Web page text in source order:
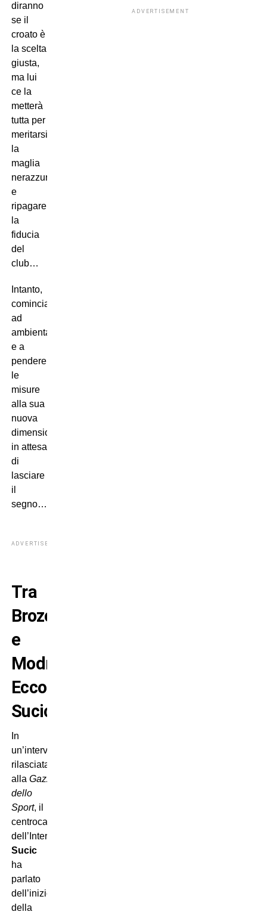
diranno
se il
croato è
la scelta
giusta,
ma lui
ce la
metterà
tutta per
meritarsi
la
maglia
nerazzurra
e
ripagare
la
fiducia
del
club…
Intanto,
comincia
ad
ambientarsi
e a
pendere
le
misure
alla sua
nuova
dimensione,
in attesa
di
lasciare
il
segno…
ADVERTISEMENT
Tra
Brozovic
e
Modric…
Ecco
Sucic!
In
un’intervista
rilasciata
alla Gazzetta
dello
Sport, il
centrocampista
dell’Inter
Sucic
ha
parlato
dell’inizio
della
ADVERTISEMENT